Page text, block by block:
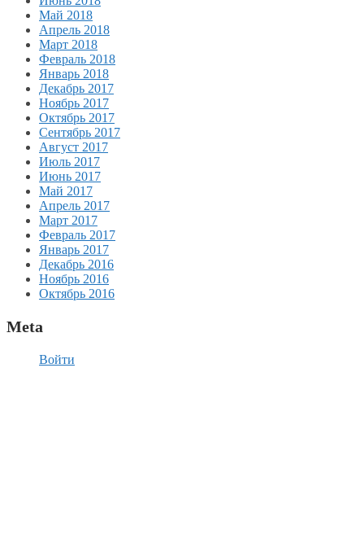
Май 2018
Апрель 2018
Март 2018
Февраль 2018
Январь 2018
Декабрь 2017
Ноябрь 2017
Октябрь 2017
Сентябрь 2017
Август 2017
Июль 2017
Июнь 2017
Май 2017
Апрель 2017
Март 2017
Февраль 2017
Январь 2017
Декабрь 2016
Ноябрь 2016
Октябрь 2016
Meta
Войти